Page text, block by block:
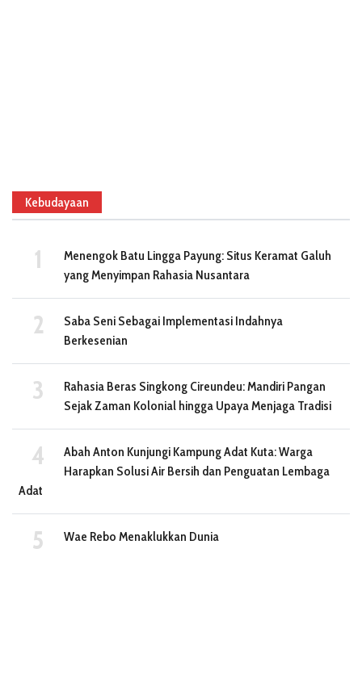
Kebudayaan
Menengok Batu Lingga Payung: Situs Keramat Galuh
yang Menyimpan Rahasia Nusantara
Saba Seni Sebagai Implementasi Indahnya
Berkesenian
Rahasia Beras Singkong Cireundeu: Mandiri Pangan
Sejak Zaman Kolonial hingga Upaya Menjaga Tradisi
Abah Anton Kunjungi Kampung Adat Kuta: Warga
Harapkan Solusi Air Bersih dan Penguatan Lembaga
Adat
Wae Rebo Menaklukkan Dunia